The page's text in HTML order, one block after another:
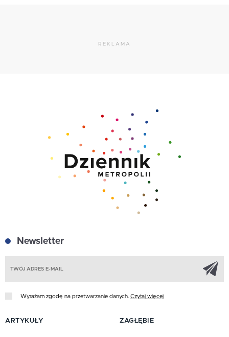
REKLAMA
Newsletter
Wyrażam zgodę na przetwarzanie danych. Czytaj więcej
ARTYKUŁY ZAGŁĘBIE